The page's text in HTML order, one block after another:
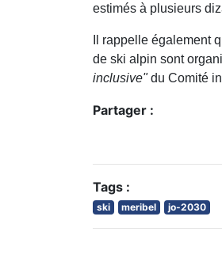
estimés à plusieurs
Il rappelle également
de ski alpin sont
inclusive"du Comité
Partager :
Tags :
ski meribel jo-2030